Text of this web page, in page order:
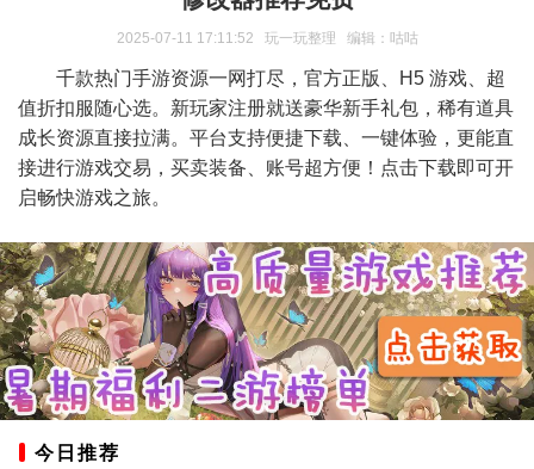
2025-07-11 17:11:52 玩一玩整理 编辑：咕咕
千款热门手游资源一网打尽，官方正版、H5 游戏、超
值折扣服随心选。新玩家注册就送豪华新手礼包，稀有道具
成长资源直接拉满。平台支持便捷下载、一键体验，更能直
接进行游戏交易，买卖装备、账号超方便！点击下载即可开
启畅快游戏之旅。
今日推荐